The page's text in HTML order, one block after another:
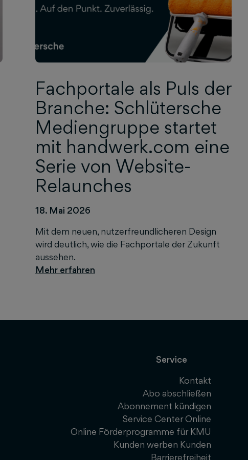
Fachportale als Puls der
Branche: Schlütersche
Mediengruppe startet
mit handwerk.com eine
Serie von Website-
Relaunches
18. Mai 2026
Mit dem neuen, nutzerfreundlicheren Design
wird deutlich, wie die Fachportale der Zukunft
aussehen.
Service
Kontakt
Abo abschließen
Abonnement kündigen
Service Center Online
Online Förderprogramme für KMU
Kunden werben Kunden
Barrierefreiheit